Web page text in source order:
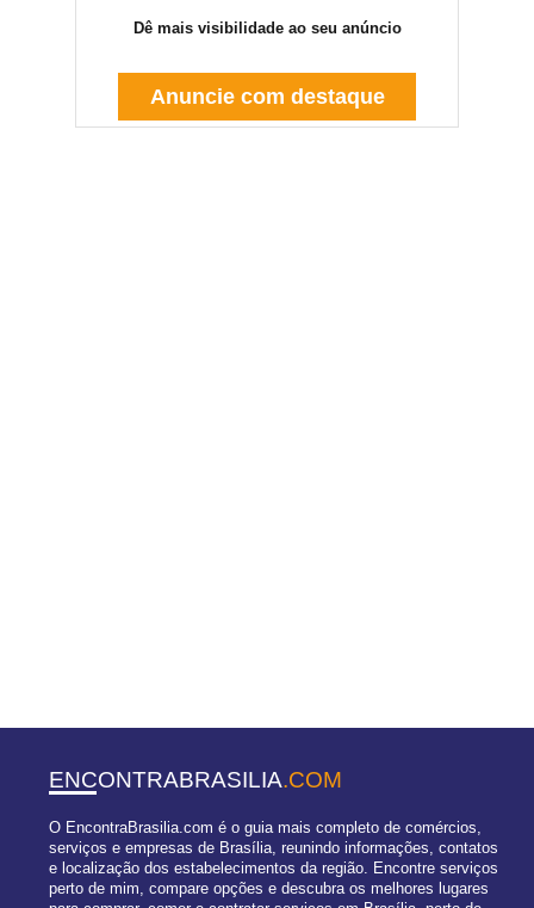
Dê mais visibilidade ao seu anúncio
Anuncie com destaque
ENCONTRABRASILIA.COM
O EncontraBrasilia.com é o guia mais completo de comércios,
serviços e empresas de Brasília, reunindo informações, contatos
e localização dos estabelecimentos da região. Encontre serviços
perto de mim, compare opções e descubra os melhores lugares